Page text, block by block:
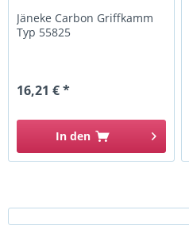
Jäneke Carbon Griffkamm
Typ 55825
16,21 € *
In den